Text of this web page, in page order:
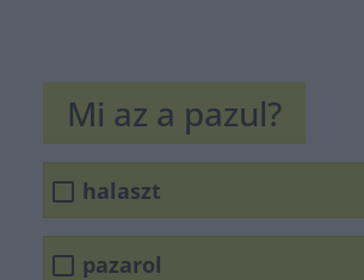
Mi az a pazul?
halaszt
pazarol